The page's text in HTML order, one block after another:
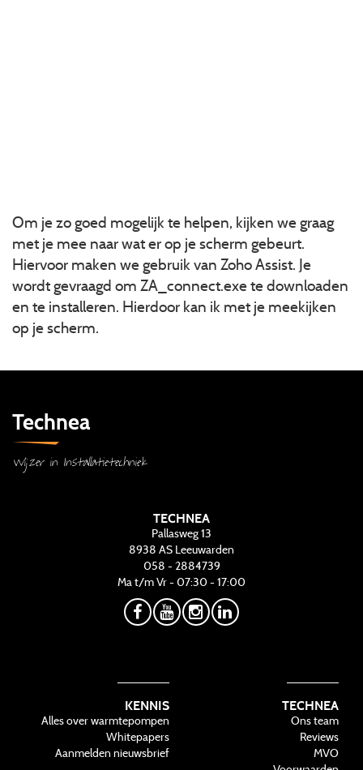
Om je zo goed mogelijk te helpen, kijken we graag
met je mee naar wat er op je scherm gebeurt.
Hiervoor maken we gebruik van Zoho Assist. Je
wordt gevraagd om ZA_connect.exe te downloaden
en te installeren. Hierdoor kan ik met je meekijken
op je scherm.
Technea
Wijzer in Installatietechniek
TECHNEA
Pallasweg 13
8938 AS Leeuwarden
058 - 2884739
Ma t/m Vr - 07:30 - 17:00
KENNIS
Alles over warmtepompen
Whitepapers
Aanmelden nieuwsbrief
TECHNEA
Ons team
Reviews
MVO